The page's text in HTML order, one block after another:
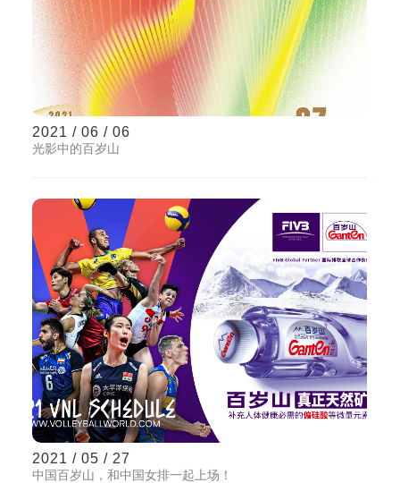
2021 / 06 / 06
光影中的百岁山
2021 / 05 / 27
中国百岁山，和中国女排一起上场！